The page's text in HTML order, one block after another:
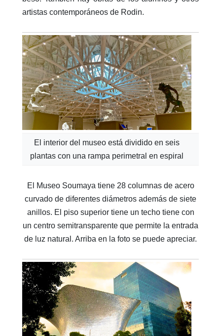
artistas contemporáneos de Rodin.
El interior del museo está dividido en seis
plantas con una rampa perimetral en espiral
El Museo Soumaya tiene 28 columnas de acero
curvado de diferentes diámetros además de siete
anillos. El piso superior tiene un techo tiene con
un centro semitransparente que permite la entrada
de luz natural. Arriba en la foto se puede apreciar.